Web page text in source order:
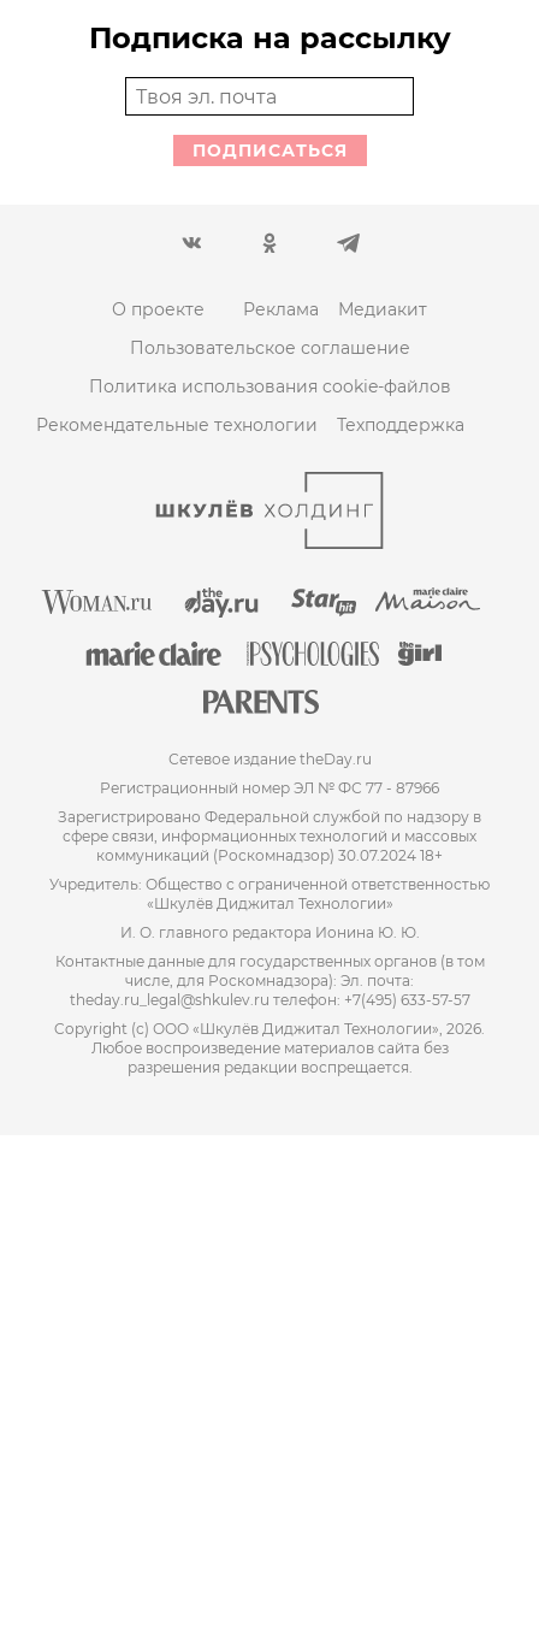
Подписка на рассылку
ПОДПИСАТЬСЯ
О проекте Реклама
Медиакит
Пользовательское соглашение
Политика использования cookie-файлов
Рекомендательные технологии
Техподдержка
Сетевое издание theDay.ru
Регистрационный номер ЭЛ № ФС 77 - 87966
Зарегистрировано Федеральной службой по надзору в
сфере связи, информационных технологий и массовых
коммуникаций (Роскомнадзор) 30.07.2024 18+
Учредитель: Общество с ограниченной ответственностью
«Шкулёв Диджитал Технологии»
И. О. главного редактора Ионина Ю. Ю.
Контактные данные для государственных органов (в том
числе, для Роскомнадзора): Эл. почта:
theday.ru_legal@shkulev.ru телефон: +7(495) 633-57-57
Copyright (с) ООО «Шкулёв Диджитал Технологии», 2026.
Любое воспроизведение материалов сайта без
разрешения редакции воспрещается.